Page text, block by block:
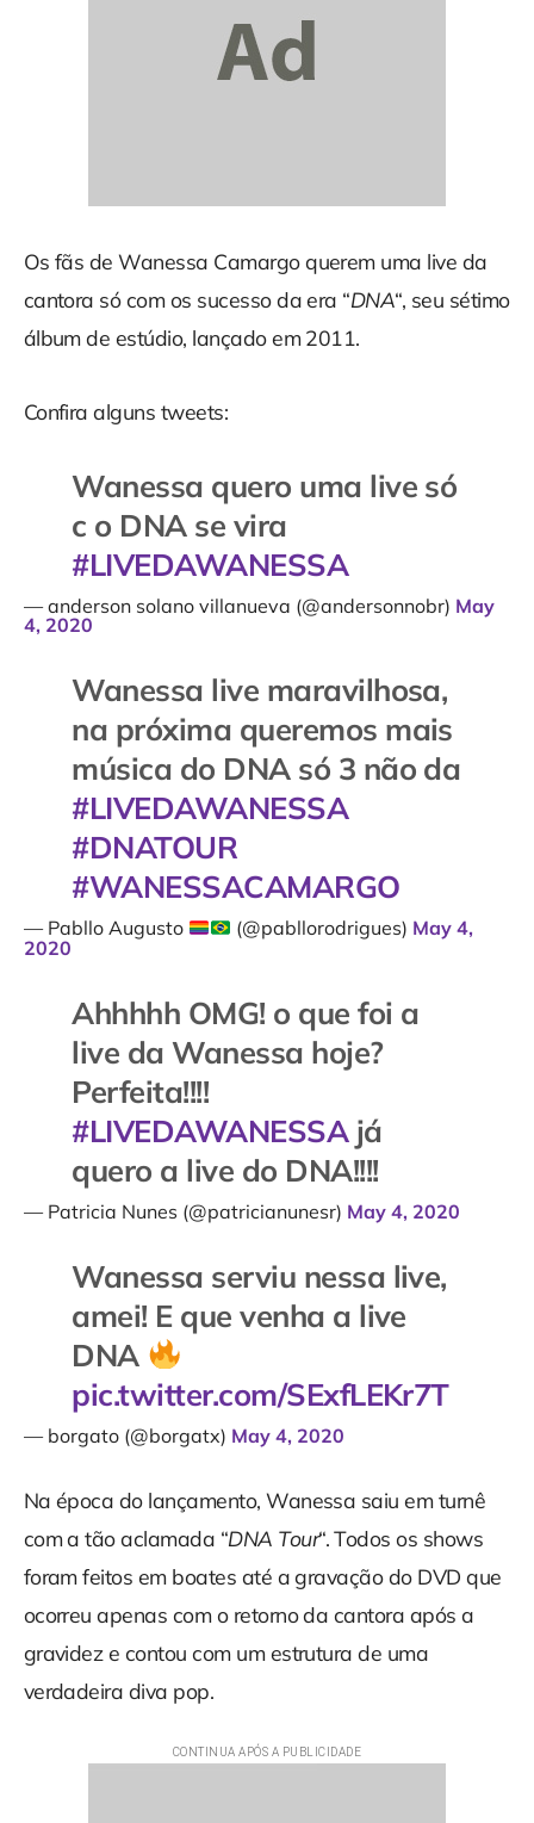
Os fãs de Wanessa Camargo querem uma live da
cantora só com os sucesso da era “DNA“, seu sétimo
álbum de estúdio, lançado em 2011.
Confira alguns tweets:
Wanessa quero uma live só
c o DNA se vira
#LIVEDAWANESSA
— anderson solano villanueva (@andersonnobr) May
4, 2020
Wanessa live maravilhosa,
na próxima queremos mais
música do DNA só 3 não da
#LIVEDAWANESSA
#DNATOUR
#WANESSACAMARGO
— Pabllo Augusto (@pabllorodrigues) May 4,
2020
Ahhhhh OMG! o que foi a
live da Wanessa hoje?
Perfeita!!!!
#LIVEDAWANESSAjá
quero a live do DNA!!!!
— Patricia Nunes (@patricianunesr) May 4, 2020
Wanessa serviu nessa live,
amei! E que venha a live
DNA
pic.twitter.com/SExfLEKr7T
— borgato (@borgatx) May 4, 2020
Na época do lançamento, Wanessa saiu em turnê
com a tão aclamada “DNA Tour“. Todos os shows
foram feitos em boates até a gravação do DVD que
ocorreu apenas com o retorno da cantora após a
gravidez e contou com um estrutura de uma
verdadeira diva pop.